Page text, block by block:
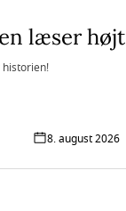
læser højt
8. august 2026